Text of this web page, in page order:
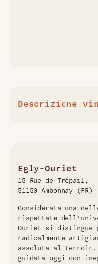
Descrizione
champagne è fermentato
acciaio, con un dosaggio
freschezza e una
mentre al palato è
con una persistenza
champagne perfetto per
funghi, carni bianche o
meditazione​
Egly-Ouriet
15 Rue de Trépail,
51150 Ambonnay (FR)
Considerata una
rispettate
Ouriet si distingue
radicalmente
assoluta al terroir.
guidata oggi con